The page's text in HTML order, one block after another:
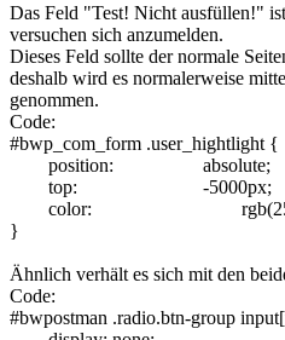
Das Feld "Test! Nicht ausfüllen!"
versuchen sich anzumelden.
Dieses Feld sollte der normale
deshalb wird es normalerweise
genommen.
Code:
#bwp_com_form .user_hightlight {
}
Ähnlich verhält es sich mit den
Code:
#bwpostman .radio.btn-group